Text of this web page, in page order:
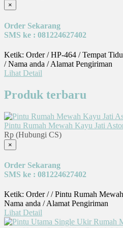
×
Order Sekarang
SMS ke : 081224627402
Ketik: Order / HP-464 / Tempat
/ Nama anda / Alamat Pengiriman
Lihat Detail
Produk terbaru
Pintu Rumah Mewah Kayu Jati
Rp (Hubungi CS)
×
Order Sekarang
SMS ke : 081224627402
Ketik: Order / / Pintu Rumah
Nama anda / Alamat Pengiriman
Lihat Detail